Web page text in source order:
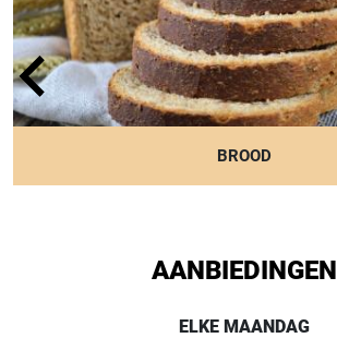
MELKpoeder, stremsel, zuursel
BROOD
AANBIEDINGEN
ELKE MAANDAG